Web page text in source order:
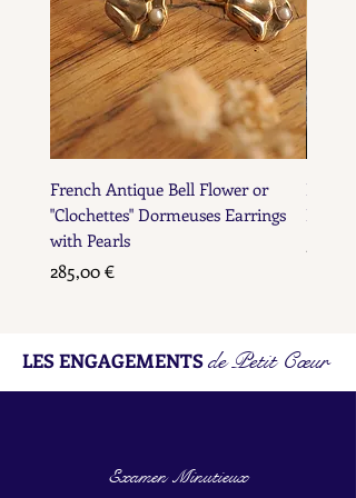
French Antique Bell Flower or
"Clochettes" Dormeuses Earrings
with Pearls
Prix
285,00 €
LES ENGAGEMENTSde Petit Cœur
Examen Minutieux